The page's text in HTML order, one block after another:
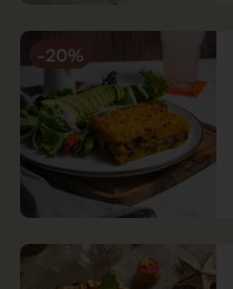
-20%